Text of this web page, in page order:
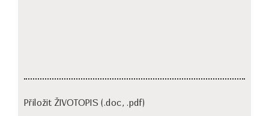
Přiložit ŽIVOTOPIS (.doc, .pdf)